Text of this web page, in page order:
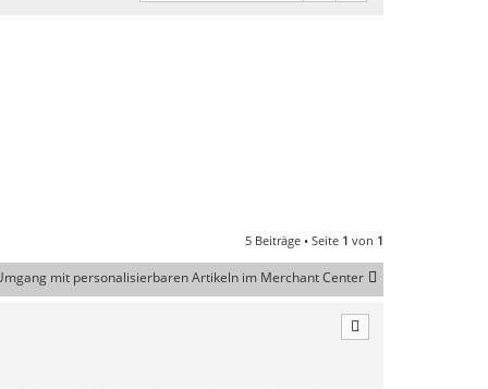
5 Beiträge • Seite 1 von 1
mit personalisierbaren Artikeln im Merchant Center